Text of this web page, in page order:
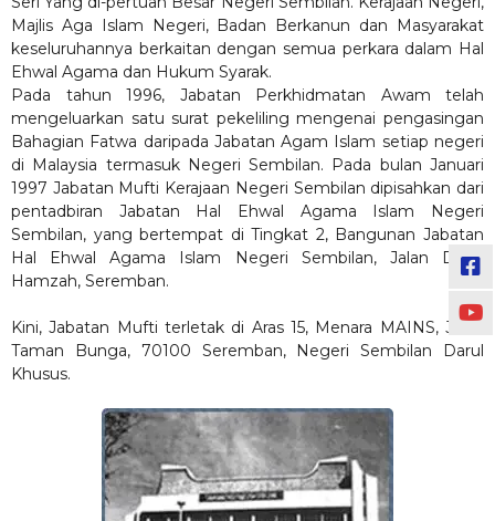
Majlis Aga Islam Negeri, Badan Berkanun dan Masyarakat
keseluruhannya berkaitan dengan semua perkara dalam Hal
Ehwal Agama dan Hukum Syarak.
Pada tahun 1996, Jabatan Perkhidmatan Awam telah
mengeluarkan satu surat pekeliling mengenai pengasingan
Bahagian Fatwa daripada Jabatan Agam Islam setiap negeri
di Malaysia termasuk Negeri Sembilan. Pada bulan Januari
1997 Jabatan Mufti Kerajaan Negeri Sembilan dipisahkan dari
pentadbiran Jabatan Hal Ehwal Agama Islam Negeri
Sembilan, yang bertempat di Tingkat 2, Bangunan Jabatan
Hal Ehwal Agama Islam Negeri Sembilan, Jalan Dato’
Hamzah, Seremban.
Kini, Jabatan Mufti terletak di Aras 15, Menara MAINS, Jalan
Taman Bunga, 70100 Seremban, Negeri Sembilan Darul
Khusus.